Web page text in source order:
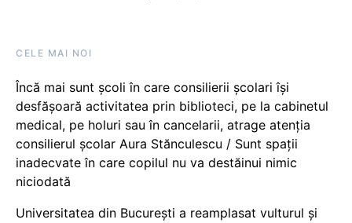
CELE MAI NOI
Încă mai sunt școli în care consilierii școlari își
desfășoară activitatea prin biblioteci, pe la cabinetul
medical, pe holuri sau în cancelarii, atrage atenția
consilierul școlar Aura Stănculescu / Sunt spații
inadecvate în care copilul nu va destăinui nimic
niciodată
Universitatea din București a reamplasat vulturul și